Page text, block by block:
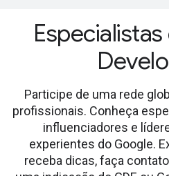
Participe de uma rede
profissionais. Conheça
influenciadores e
experientes do Google.
receba dicas, faça